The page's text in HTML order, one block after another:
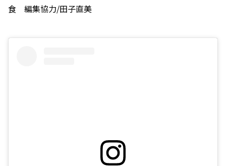
食 編集協力/田子直美